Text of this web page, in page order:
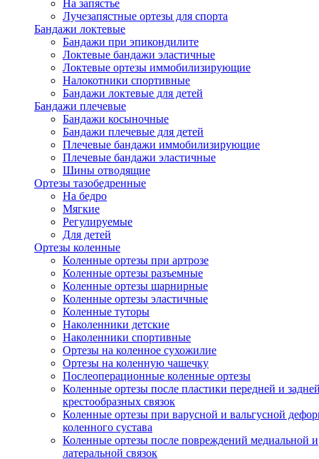
На запястье
Лучезапястные ортезы для спорта
Бандажи локтевые
Бандажи при эпикондилите
Локтевые бандажи эластичные
Локтевые ортезы иммобилизирующие
Налокотники спортивные
Бандажи локтевые для детей
Бандажи плечевые
Бандажи косыночные
Бандажи плечевые для детей
Плечевые бандажи иммобилизирующие
Плечевые бандажи эластичные
Шины отводящие
Ортезы тазобедренные
На бедро
Мягкие
Регулируемые
Для детей
Ортезы коленные
Коленные ортезы при артрозе
Коленные ортезы разъемные
Коленные ортезы шарнирные
Коленные ортезы эластичные
Коленные туторы
Наколенники детские
Наколенники спортивные
Ортезы на коленное сухожилие
Ортезы на коленную чашечку
Послеоперационные коленные ортезы
Коленные ортезы после пластики передней и
крестообразных связок
Коленные ортезы при варусной и вальгусной
коленного сустава
Коленные ортезы после повреждений медиальной и
латеральной связок